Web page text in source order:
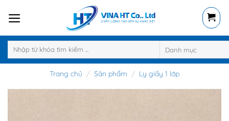
Trang chủ / Sản phẩm / Ly giấy 1 lớp